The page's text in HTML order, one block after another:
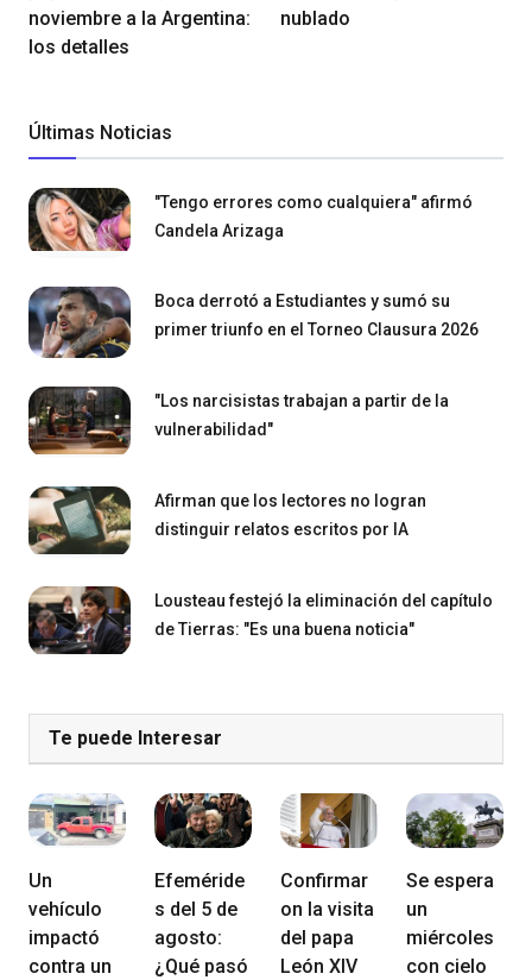
noviembre a la Argentina:
los detalles
nublado
Últimas Noticias
"Tengo errores como cualquiera" afirmó
Candela Arizaga
Boca derrotó a Estudiantes y sumó su
primer triunfo en el Torneo Clausura 2026
"Los narcisistas trabajan a partir de la
vulnerabilidad"
Afirman que los lectores no logran
distinguir relatos escritos por IA
Lousteau festejó la eliminación del capítulo
de Tierras: "Es una buena noticia"
Te puede Interesar
Un
vehículo
impactó
contra un
Efeméride
s del 5 de
agosto:
¿Qué pasó
Confirmar
on la visita
del papa
León XIV
Se espera
un
miércoles
con cielo